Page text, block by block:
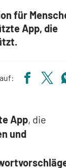
für
App, die
App, die
und